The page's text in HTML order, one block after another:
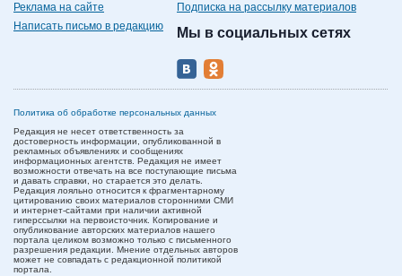
Реклама на сайте
Написать письмо в редакцию
Подписка на рассылку материалов
Мы в социальных сетях
Политика об обработке персональных данных
Редакция не несет ответственность за
достоверность информации, опубликованной в
рекламных объявлениях и сообщениях
информационных агентств. Редакция не имеет
возможности отвечать на все поступающие письма
и давать справки, но старается это делать.
Редакция лояльно относится к фрагментарному
цитированию своих материалов сторонними СМИ
и интернет-сайтами при наличии активной
гиперссылки на первоисточник. Копирование и
опубликование авторских материалов нашего
портала целиком возможно только с письменного
разрешения редакции. Мнение отдельных авторов
может не совпадать с редакционной политикой
портала.